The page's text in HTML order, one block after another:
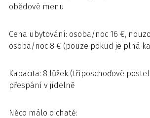
obědové menu
Cena ubytování: osoba/noc 16 €,
osoba/noc 8 € (pouze pokud je plná
Kapacita: 8 lůžek (tříposchoďové
přespání v jídelně
Něco málo o chatě: